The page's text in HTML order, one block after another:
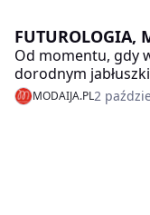
FUTUROLOGIA,
Od momentu, gdy
dorodnym
człowiekowi. A
tylko do funkcji
MODAIJA.PL2